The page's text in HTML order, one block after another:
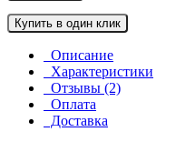
Купить в один клик
Описание
Характеристики
Отзывы (2)
Оплата
Доставка